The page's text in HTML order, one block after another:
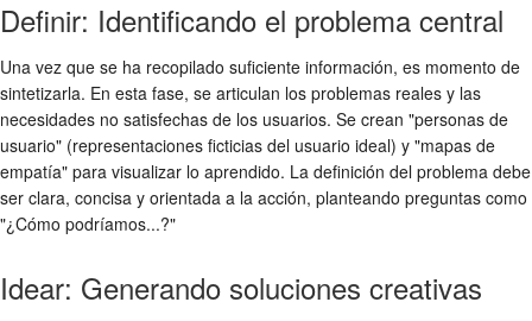
Definir: Identificando el problema central
Una vez que se ha recopilado suficiente información, es momento de
sintetizarla. En esta fase, se articulan los problemas reales y las
necesidades no satisfechas de los usuarios. Se crean "personas de
usuario" (representaciones ficticias del usuario ideal) y "mapas de
empatía" para visualizar lo aprendido. La definición del problema debe
ser clara, concisa y orientada a la acción, planteando preguntas como
"¿Cómo podríamos...?"
Idear: Generando soluciones creativas